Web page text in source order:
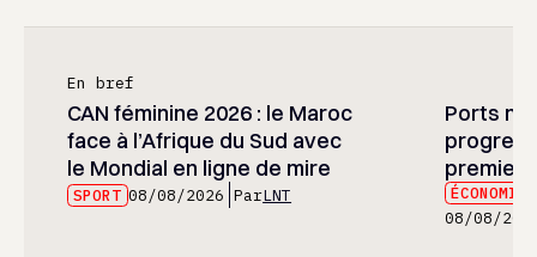
En bref
CAN féminine 2026 : le Maroc
face à l’Afrique du Sud avec
le Mondial en ligne de mire
SPORT 08/08/2026 ParLNT
Ports
premier
08/08/